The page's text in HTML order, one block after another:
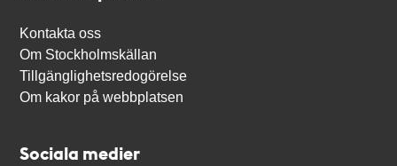
Kontakta oss
Om Stockholmskällan
Tillgänglighetsredogörelse
Om kakor på webbplatsen
Sociala medier